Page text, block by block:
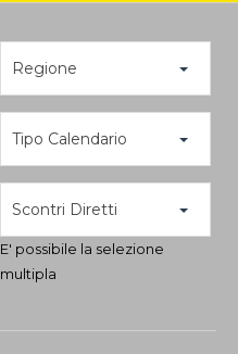
Regione
Tipo Calendario
Scontri Diretti
E' possibile la selezione
multipla